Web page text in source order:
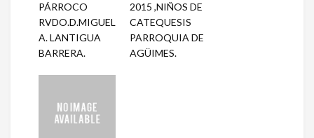
PÁRROCO
RVDO.D.MIGUEL
A. LANTIGUA
BARRERA.
2015 ,NIÑOS DE
CATEQUESIS
PARROQUIA DE
AGÜIMES.